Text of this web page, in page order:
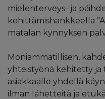
mielenterveys- ja
kehittämishankkeella
matalan kynnyksen
Moniammatillisen,
yhteistyönä kehitetty
asiakkaalle yhdellä
ilman lähetteitä ja